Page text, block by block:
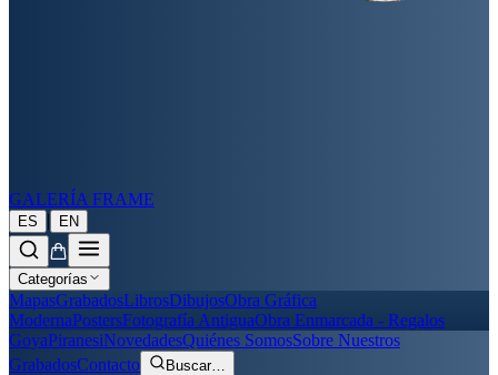
GALERÍA FRAME
ES | EN
Categorías
MapasGrabadosLibrosDibujosObra Gráfica
ModernaPostersFotografía AntiguaObra Enmarcada - Regalos
GoyaPiranesiNovedadesQuiénes SomosSobre Nuestros
GrabadosContacto Buscar…